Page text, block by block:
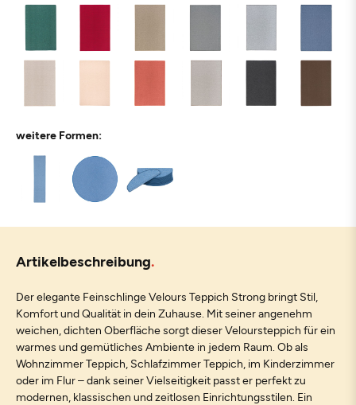
weitere Formen:
Artikelbeschreibung
Der elegante Feinschlinge Velours Teppich Strong bringt Stil,
Komfort und Qualität in dein Zuhause. Mit seiner angenehm
weichen, dichten Oberfläche sorgt dieser Veloursteppich für ein
warmes und gemütliches Ambiente in jedem Raum. Ob als
Wohnzimmer Teppich, Schlafzimmer Teppich, im Kinderzimmer
oder im Flur – dank seiner Vielseitigkeit passt er perfekt zu
modernen, klassischen und zeitlosen Einrichtungsstilen. Ein